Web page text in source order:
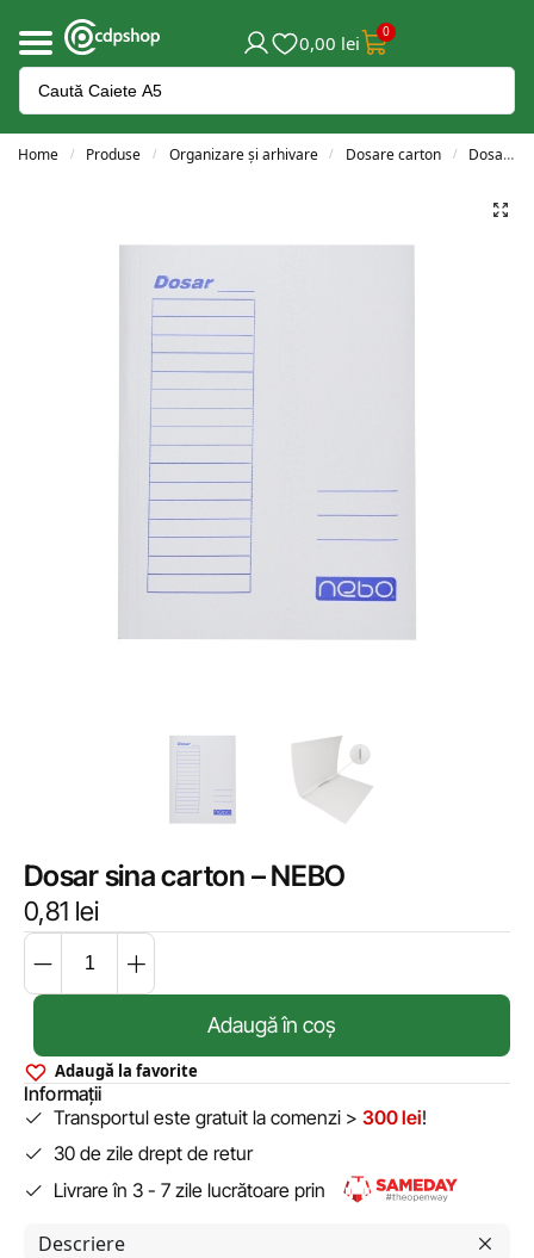
0,00 lei 0
Home / Produse / Organizare și arhivare / Dosare carton / Dosar carton cu șină
Dosar sina carton – NEBO
0,81 lei
Adaugă în coș
Adaugă la favorite
Informații
Transportul este gratuit la comenzi > 300 lei!
30 de zile drept de retur
Livrare în 3 - 7 zile lucrătoare prin
Descriere